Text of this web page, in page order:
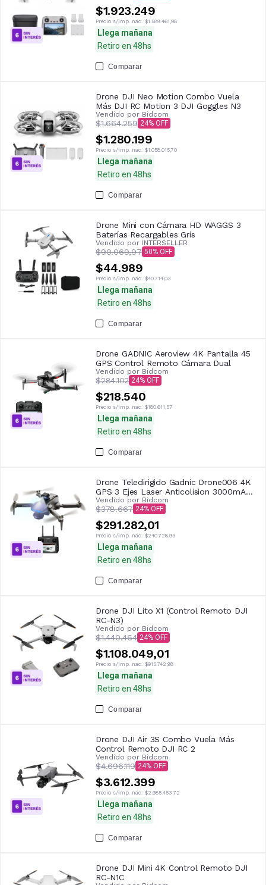
$1.923.249
Precio s/imp. nac. $1.589.461,98
Llega mañana
Retiro en 48hs
Comparar
Drone DJI Neo Motion Combo Vuela
Más DJI RC Motion 3 DJI Goggles N3
Vendido por Bidcom
$1.664.259 24
$1.280.199
Precio s/imp. nac. $1.058.015,70
Llega mañana
Retiro en 48hs
Comparar
Drone Mini con Cámara HD WAGGS 3
Baterías Recargables Gris
Vendido por INTERSELLER
$90.069,97 50
$44.989
Precio s/imp. nac. $40.714,03
Llega mañana
Retiro en 48hs
Comparar
Drone GADNIC Aeroview 4K Pantalla 45
GPS Control Remoto Cámara Dual
Vendido por Bidcom
$284.102 24
$218.540
Precio s/imp. nac. $180.611,57
Llega mañana
Retiro en 48hs
Comparar
Drone Teledirigido Gadnic Drone006 4K
GPS 3 Ejes Laser Anticolision 3000mAh
25 Min Pantalla 45
Vendido por Bidcom
$378.667 24
$291.282,01
Precio s/imp. nac. $240.728,93
Llega mañana
Retiro en 48hs
Comparar
Drone DJI Lito X1 (Control Remoto DJI
RC-N3)
Vendido por Bidcom
$1.440.464 24
$1.108.049,01
Precio s/imp. nac. $915.742,98
Llega mañana
Retiro en 48hs
Comparar
Drone DJI Air 3S Combo Vuela Más
Control Remoto DJI RC 2
Vendido por Bidcom
$4.696.119 24
$3.612.399
Precio s/imp. nac. $2.985.453,72
Llega mañana
Retiro en 48hs
Comparar
Drone DJI Mini 4K Control Remoto DJI
RC-N1C